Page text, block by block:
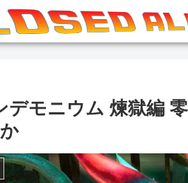
デモニウム 煉獄編